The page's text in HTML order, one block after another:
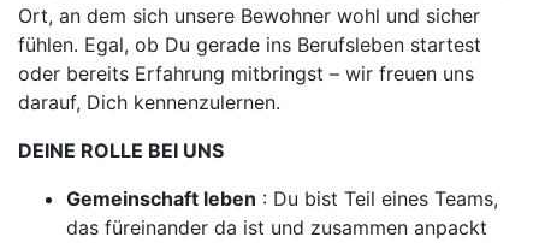
Ort, an dem sich unsere Bewohner wohl und sicher
fühlen. Egal, ob Du gerade ins Berufsleben startest
oder bereits Erfahrung mitbringst – wir freuen uns
darauf, Dich kennenzulernen.
DEINE ROLLE BEI UNS
Gemeinschaft leben : Du bist Teil eines Teams,
das füreinander da ist und zusammen anpackt